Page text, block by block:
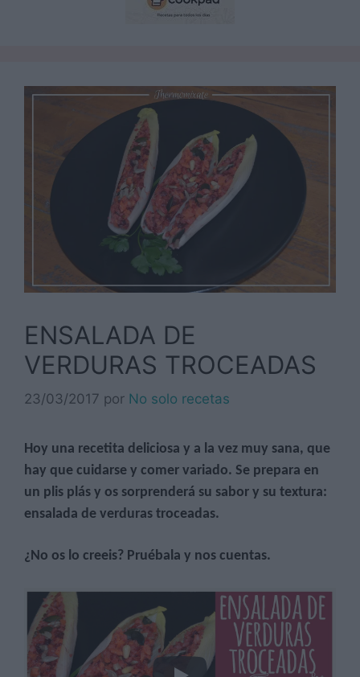
ENSALADA DE
VERDURAS TROCEADAS
23/03/2017 por No solo recetas
Hoy una recetita deliciosa y a la vez muy sana, que
hay que cuidarse y comer variado. Se prepara en
un plis plás y os sorprenderá su sabor y su textura:
ensalada de verduras troceadas.
¿No os lo creeis? Pruébala y nos cuentas.